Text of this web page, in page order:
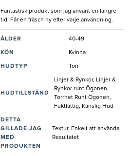
Fantastisk produkt som jag använt en längre
tid. Får en fräsch hy efter varje användning.
ÅLDER 40-49
KÖN Kvinna
HUDTYP Torr
HUDTILLSTÅND
Linjer & Rynkor, Linjer &
Rynkor runt Ögonen,
Torrhet Runt Ögonen,
Fuktfattig, Känslig Hud
DETTA
GILLADE JAG
MED
PRODUKTEN
Textur, Enkelt att använda,
Resultatet